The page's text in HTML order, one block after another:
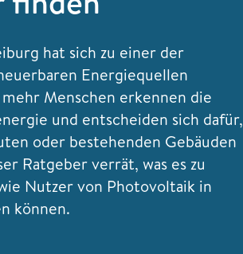
hat sich zu einer der
Energiequellen
Menschen erkennen die
und entscheiden sich dafür,
oder bestehenden Gebäuden
Ratgeber verrät, was es zu
Nutzer von Photovoltaik in
können.